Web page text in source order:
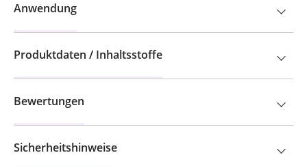
Anwendung
Produktdaten / Inhaltsstoffe
Bewertungen
Sicherheitshinweise